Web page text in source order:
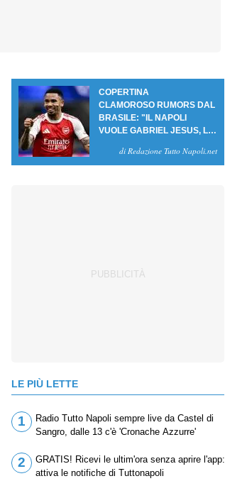
COPERTINA
CLAMOROSO RUMORS DAL
BRASILE: "IL NAPOLI
VUOLE GABRIEL JESUS, LE
di Redazione Tutto Napoli.net
LE PIÙ LETTE
1
Radio Tutto Napoli sempre live da Castel di
Sangro, dalle 13 c'è 'Cronache Azzurre'
2
GRATIS! Ricevi le ultim'ora senza aprire l'app:
attiva le notifiche di Tuttonapoli